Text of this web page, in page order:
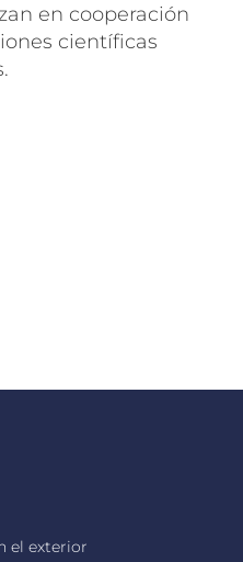
en cooperación
científicas
el exterior